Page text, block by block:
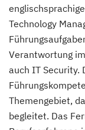
Technology
Verantwortung
auch IT Security.
Themengebiet,
begleitet. Das